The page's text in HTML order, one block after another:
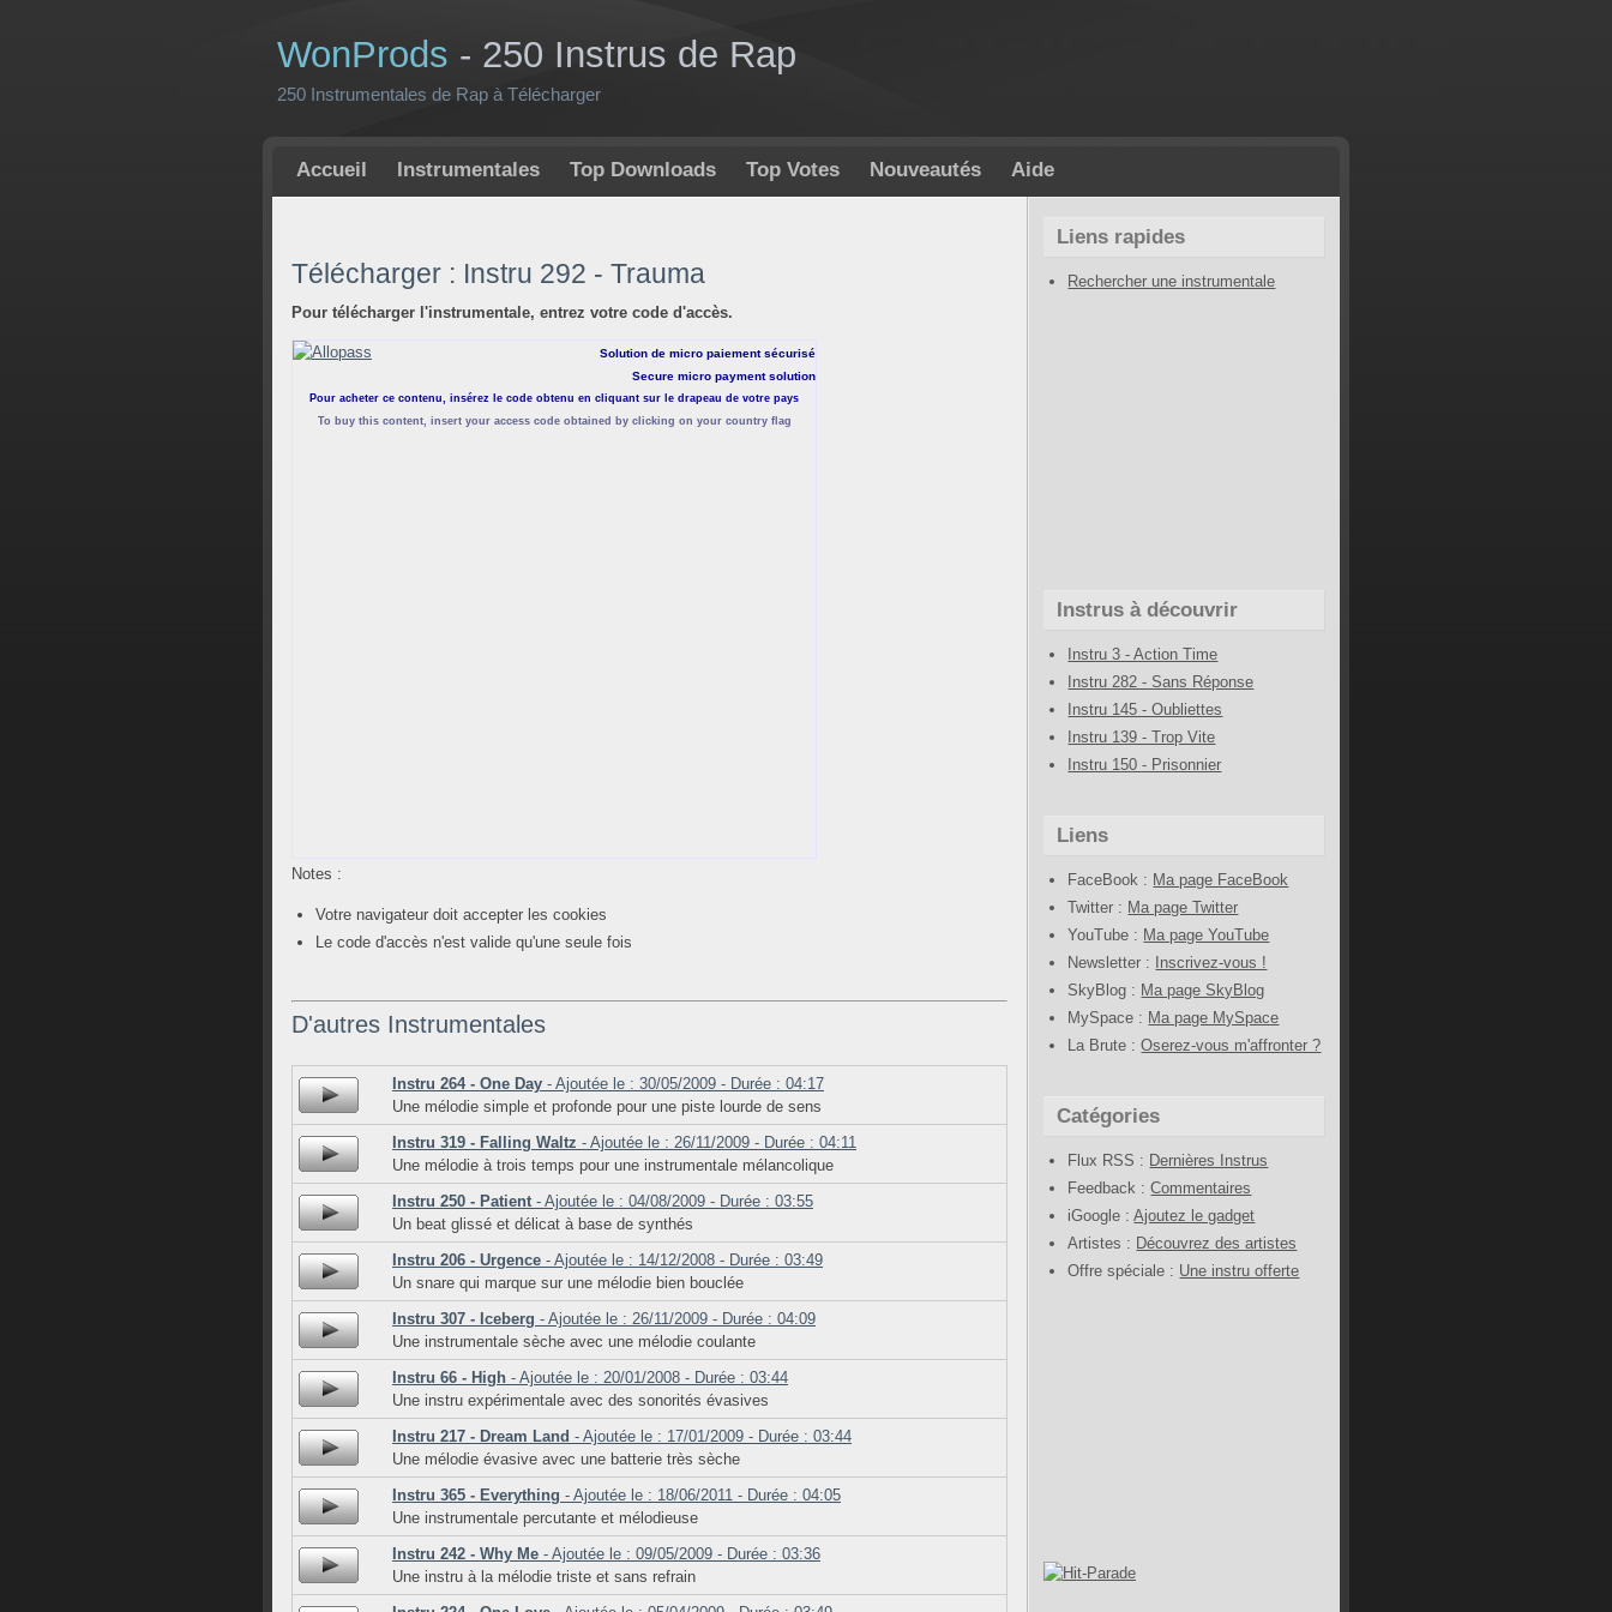
WonProds - 250 Instrus de Rap
250 Instrumentales de Rap à Télécharger
Accueil Instrumentales Top Downloads Top Votes Nouveautés Aide
Télécharger : Instru 292 - Trauma
Pour télécharger l'instrumentale, entrez votre code d'accès.
Solution de micro paiement sécurisé
Secure micro payment solution
Pour acheter ce contenu, insérez le code obtenu en cliquant sur le drapeau de votre pays
To buy this content, insert your access code obtained by clicking on your country flag
Notes :
Votre navigateur doit accepter les cookies
Le code d'accès n'est valide qu'une seule fois
D'autres Instrumentales
Instru 264 - One Day - Ajoutée le : 30/05/2009 - Durée : 04:17
Une mélodie simple et profonde pour une piste lourde de sens
Instru 319 - Falling Waltz - Ajoutée le : 26/11/2009 - Durée : 04:11
Une mélodie à trois temps pour une instrumentale mélancolique
Instru 250 - Patient - Ajoutée le : 04/08/2009 - Durée : 03:55
Un beat glissé et délicat à base de synthés
Instru 206 - Urgence - Ajoutée le : 14/12/2008 - Durée : 03:49
Un snare qui marque sur une mélodie bien bouclée
Instru 307 - Iceberg - Ajoutée le : 26/11/2009 - Durée : 04:09
Une instrumentale sèche avec une mélodie coulante
Instru 66 - High - Ajoutée le : 20/01/2008 - Durée : 03:44
Une instru expérimentale avec des sonorités évasives
Instru 217 - Dream Land - Ajoutée le : 17/01/2009 - Durée : 03:44
Une mélodie évasive avec une batterie très sèche
Instru 365 - Everything - Ajoutée le : 18/06/2011 - Durée : 04:05
Une instrumentale percutante et mélodieuse
Instru 242 - Why Me - Ajoutée le : 09/05/2009 - Durée : 03:36
Une instru à la mélodie triste et sans refrain
Liens rapides
Rechercher une instrumentale
Instrus à découvrir
Instru 3 - Action Time
Instru 282 - Sans Réponse
Instru 145 - Oubliettes
Instru 139 - Trop Vite
Instru 150 - Prisonnier
Liens
FaceBook : Ma page FaceBook
Twitter : Ma page Twitter
YouTube : Ma page YouTube
Newsletter :
Inscrivez-vous !
SkyBlog : Ma page SkyBlog
MySpace : Ma page MySpace
La Brute :Oserez-vous m'affronter ?
Catégories
Flux RSS : Dernières Instrus
Feedback :Commentaires
iGoogle :Ajoutez le gadget
Artistes : Découvrez des artistes
Offre spéciale : Une instru offerte